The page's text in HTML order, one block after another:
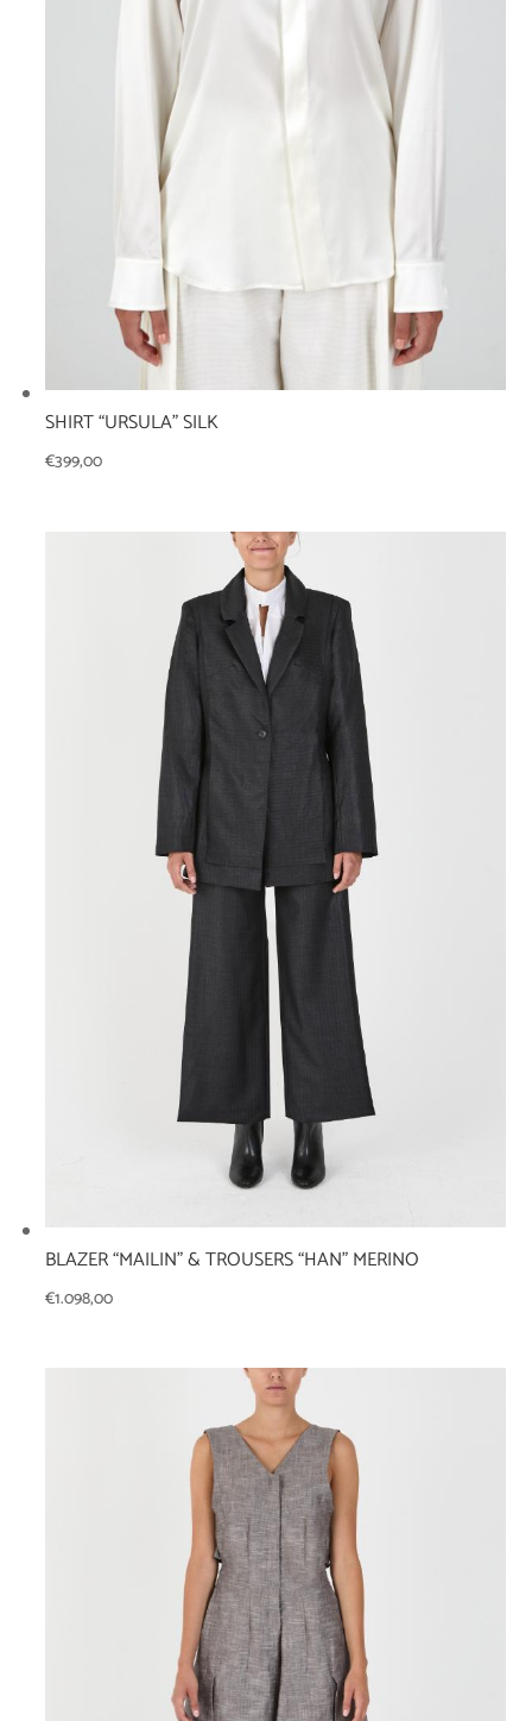
SHIRT “URSULA” SILK
€399,00
BLAZER “MAILIN” & TROUSERS “HAN” MERINO
€1.098,00